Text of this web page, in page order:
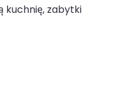
kuchnię, zabytki